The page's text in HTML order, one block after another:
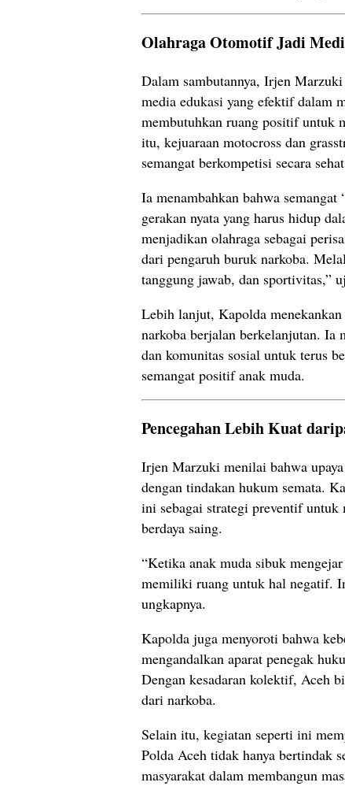
Olahraga Otomotif Jadi
Dalam sambutannya, Irjen
media edukasi yang efektif dalam
membutuhkan ruang positif untuk
itu, kejuaraan motocross dan
semangat berkompetisi secara
Ia menambahkan bahwa
gerakan nyata yang harus hidup
menjadikan olahraga sebagai
dari pengaruh buruk narkoba.
tanggung jawab, dan sportivitas,”
Lebih lanjut, Kapolda
narkoba berjalan berkelanjutan. Ia
dan komunitas sosial untuk terus
semangat positif anak muda.
Pencegahan Lebih Kuat
Irjen Marzuki menilai bahwa
dengan tindakan hukum semata.
ini sebagai strategi preventif untuk
berdaya saing.
“Ketika anak muda sibuk
memiliki ruang untuk hal negatif.
ungkapnya.
Kapolda juga menyoroti bahwa
mengandalkan aparat penegak
Dengan kesadaran kolektif, Aceh
dari narkoba.
Selain itu, kegiatan seperti ini
Polda Aceh tidak hanya bertindak
masyarakat dalam membangun